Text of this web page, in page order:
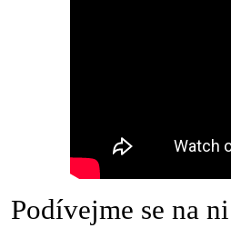
Podívejme se na